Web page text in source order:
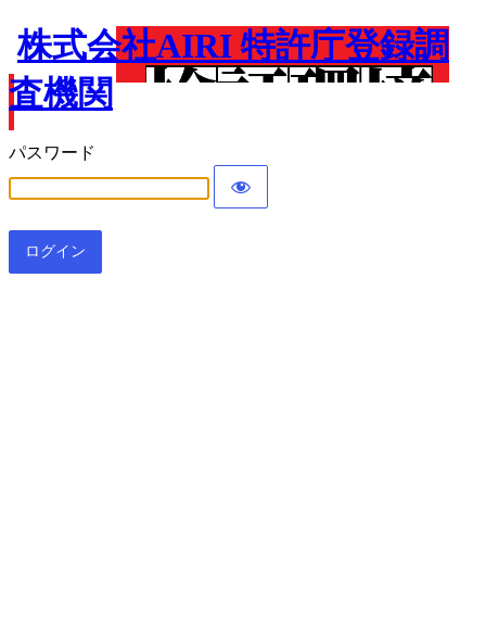
株式会社AIRI 特許庁登録調
査機関
パスワード